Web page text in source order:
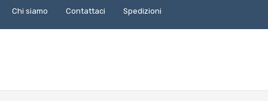
Chi siamo Contattaci Spedizioni